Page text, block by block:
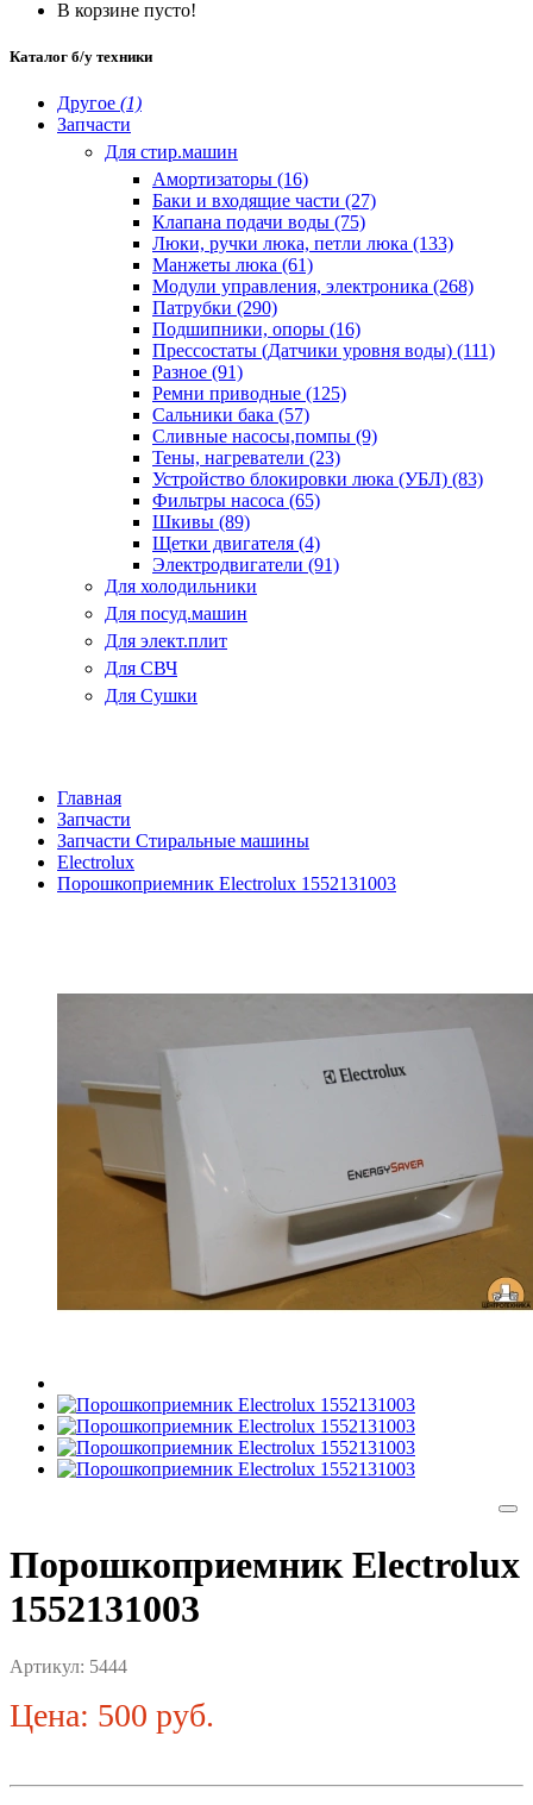
В корзине пусто!
Каталог б/у техники
Другое (1)
Запчасти
Для стир.машин
Амортизаторы (16)
Баки и входящие части (27)
Клапана подачи воды (75)
Люки, ручки люка, петли люка (133)
Манжеты люка (61)
Модули управления, электроника (268)
Патрубки (290)
Подшипники, опоры (16)
Прессостаты (Датчики уровня воды) (111)
Разное (91)
Ремни приводные (125)
Сальники бака (57)
Сливные насосы,помпы (9)
Тены, нагреватели (23)
Устройство блокировки люка (УБЛ) (83)
Фильтры насоса (65)
Шкивы (89)
Щетки двигателя (4)
Электродвигатели (91)
Для холодильники
Для посуд.машин
Для элект.плит
Для СВЧ
Для Сушки
Главная
Запчасти
Запчасти Стиральные машины
Electrolux
Порошкоприемник Electrolux 1552131003
Порошкоприемник Electrolux
1552131003
Артикул: 5444
Цена: 500 руб.